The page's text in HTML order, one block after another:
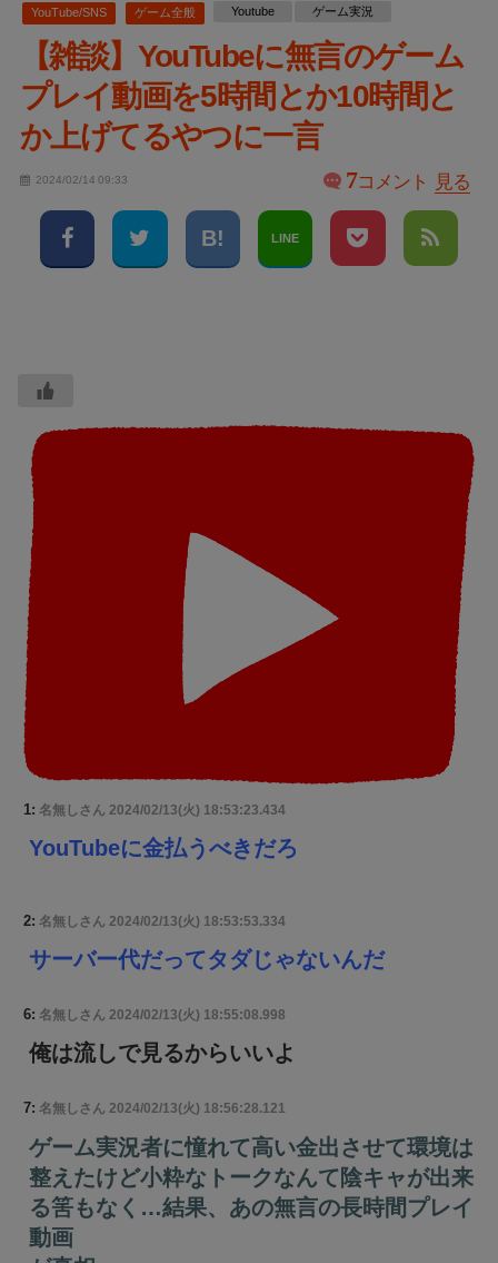
YouTube/SNS ゲーム全般 Youtube ゲーム実況
【雑談】YouTubeに無言のゲーム
プレイ動画を5時間とか10時間と
か上げてるやつに一言
2024/02/14 09:33 7コメント 見る
LINE
1: 名無しさん 2024/02/13(火) 18:53:23.434
YouTubeに金払うべきだろ
2: 名無しさん 2024/02/13(火) 18:53:53.334
サーバー代だってタダじゃないんだ
6: 名無しさん 2024/02/13(火) 18:55:08.998
俺は流しで見るからいいよ
7: 名無しさん 2024/02/13(火) 18:56:28.121
ゲーム実況者に憧れて高い金出させて環境は
整えたけど小粋なトークなんて陰キャが出来
る筈もなく…結果、あの無言の長時間プレイ
動画